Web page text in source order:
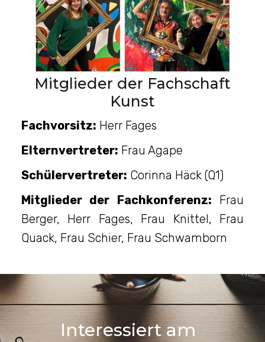
Mitglieder der Fachschaft
Kunst
Fachvorsitz: Herr Fages
Elternvertreter: Frau Agape
Schülervertreter: Corinna Häck (Q1)
Mitglieder der Fachkonferenz: Frau
Berger, Herr Fages, Frau Knittel, Frau
Quack, Frau Schier, Frau Schwamborn
Interessiert am